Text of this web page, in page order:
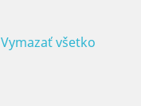
Vymazať všetko